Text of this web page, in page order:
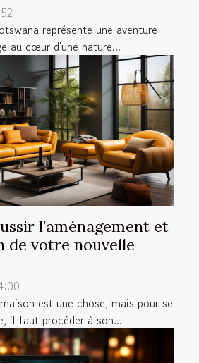
représente une aventure
au cœur d'une nature...
l’aménagement et
de votre nouvelle
est une chose, mais pour se
il faut procéder à son...